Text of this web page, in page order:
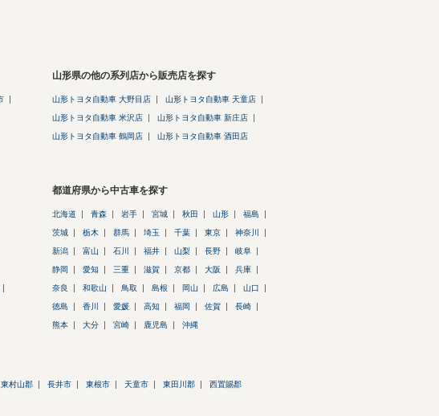
山形県の他の系列店から販売店を探す
山形トヨタ自動車 大野目店 山形トヨタ自動車 天童店
山形トヨタ自動車 米沢店 山形トヨタ自動車 新庄店
山形トヨタ自動車 鶴岡店 山形トヨタ自動車 酒田店
都道府県から中古車を探す
北海道 青森 岩手 宮城 秋田 山形 福島
茨城 栃木 群馬 埼玉 千葉 東京 神奈川
新潟 富山 石川 福井 山梨 長野 岐阜
静岡 愛知 三重 滋賀 京都 大阪 兵庫
奈良 和歌山 鳥取 島根 岡山 広島 山口
徳島 香川 愛媛 高知 福岡 佐賀 長崎
熊本 大分 宮崎 鹿児島 沖縄
東村山郡 長井市 東根市 天童市 東田川郡 西置賜郡